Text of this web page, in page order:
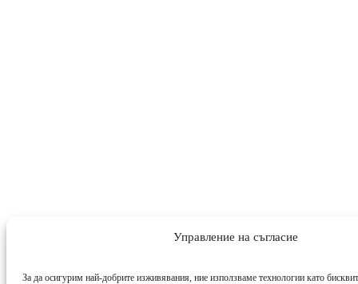
Управление на съгласие
За да осигурим най-добрите изживявания, ние използваме технологии като